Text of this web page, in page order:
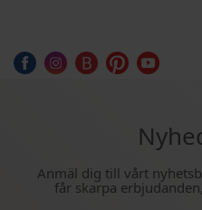
Anmäl dig till vårt
får skarpa